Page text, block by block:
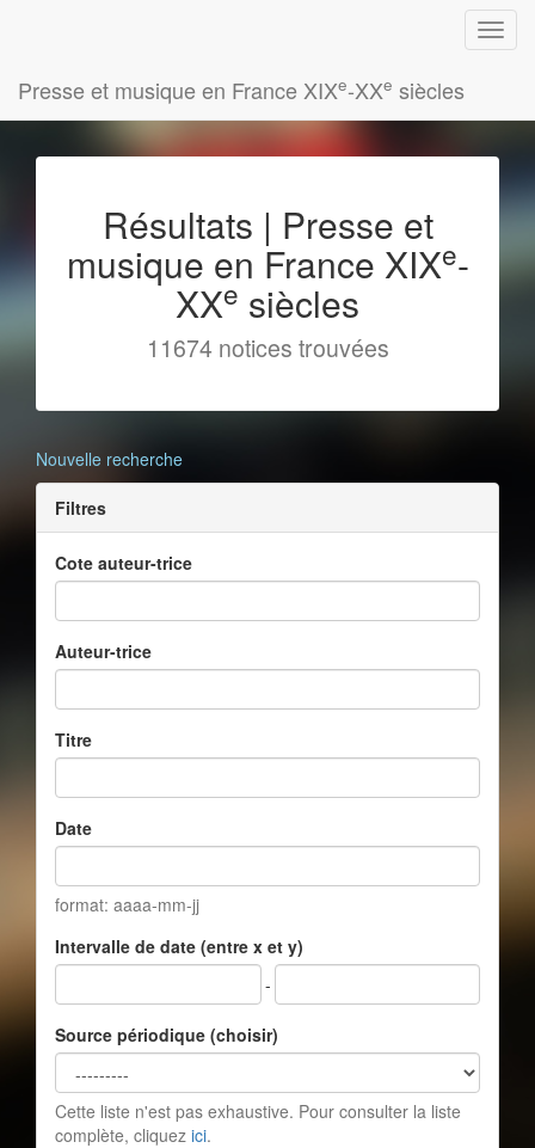
Presse et musique en France XIXe-XXe siècles
Résultats | Presse et
musique en France XIXe-
XXe siècles
11674 notices trouvées
Nouvelle recherche
Filtres
Cote auteur-trice
Auteur-trice
Titre
Date
format: aaaa-mm-jj
Intervalle de date (entre x et y)
-
Source périodique (choisir)
Cette liste n'est pas exhaustive. Pour consulter la liste
complète, cliquez ici.